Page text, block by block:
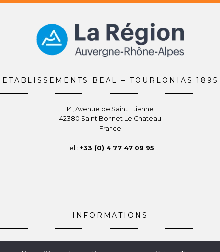
ETABLISSEMENTS BEAL – TOURLONIAS 1895
14, Avenue de Saint Etienne
42380 Saint Bonnet Le Chateau
France
Tel : +33 (0) 4 77 47 09 95
INFORMATIONS